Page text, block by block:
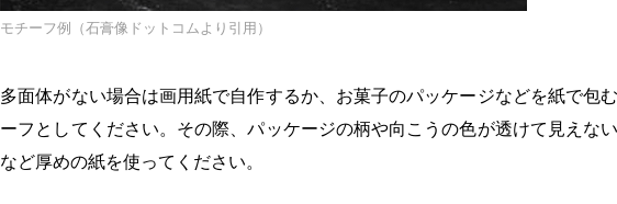
モチーフ例（石膏像ドットコムより引用）
多面体がない場合は画用紙で自作するか、お菓子のパッケージなどを紙で包
ーフとしてください。その際、パッケージの柄や向こうの色が透けて見えな
など厚めの紙を使ってください。